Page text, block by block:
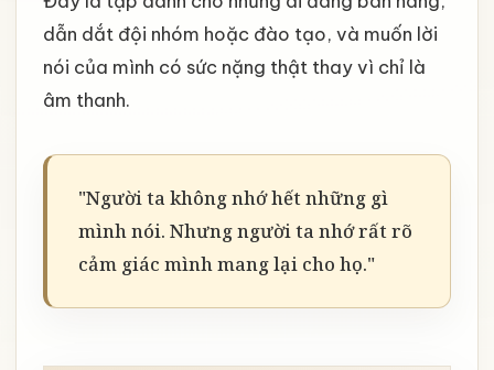
dẫn dắt đội nhóm hoặc đào tạo, và muốn lời
nói của mình có sức nặng thật thay vì chỉ là
âm thanh.
"Người ta không nhớ hết những gì
mình nói. Nhưng người ta nhớ rất rõ
cảm giác mình mang lại cho họ."